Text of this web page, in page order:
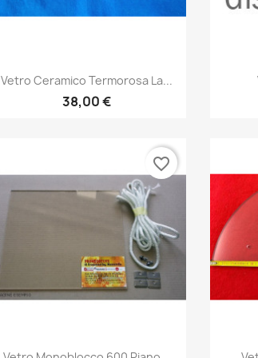
Anteprima
Vetro Ceramico Termorosa La...
38,00 €
Anteprima
favorite_border